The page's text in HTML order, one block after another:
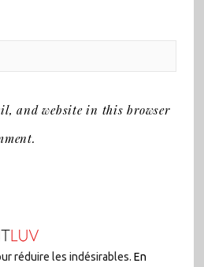
and website in this browser
réduire les indésirables. En